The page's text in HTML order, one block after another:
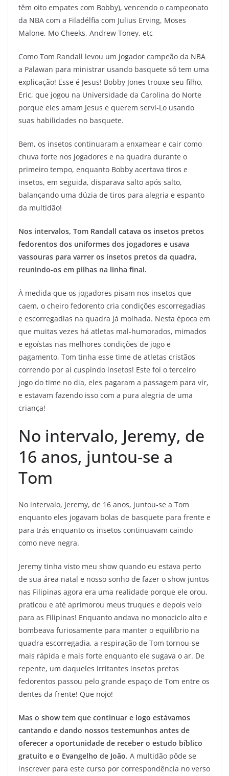
têm oito empates com Bobby), vencendo o campeonato
da NBA com a Filadélfia com Julius Erving, Moses
Malone, Mo Cheeks, Andrew Toney, etc
Como Tom Randall levou um jogador campeão da NBA
a Palawan para ministrar usando basquete só tem uma
explicação! Esse é Jesus! Bobby Jones trouxe seu filho,
Eric, que jogou na Universidade da Carolina do Norte
porque eles amam Jesus e querem servi-Lo usando
suas habilidades no basquete.
Bem, os insetos continuaram a enxamear e cair como
chuva forte nos jogadores e na quadra durante o
primeiro tempo, enquanto Bobby acertava tiros e
insetos, em seguida, disparava salto após salto,
balançando uma dúzia de tiros para alegria e espanto
da multidão!
Nos intervalos, Tom Randall catava os insetos pretos
fedorentos dos uniformes dos jogadores e usava
vassouras para varrer os insetos pretos da quadra,
reunindo-os em pilhas na linha final.
À medida que os jogadores pisam nos insetos que
caem, o cheiro fedorento cria condições escorregadias
e escorregadias na quadra já molhada. Nesta época em
que muitas vezes há atletas mal-humorados, mimados
e egoístas nas melhores condições de jogo e
pagamento, Tom tinha esse time de atletas cristãos
correndo por aí cuspindo insetos! Este foi o terceiro
jogo do time no dia, eles pagaram a passagem para vir,
e estavam fazendo isso com a pura alegria de uma
criança!
No intervalo, Jeremy, de
16 anos, juntou-se a
Tom
No intervalo, Jeremy, de 16 anos, juntou-se a Tom
enquanto eles jogavam bolas de basquete para frente e
para trás enquanto os insetos continuavam caindo
como neve negra.
Jeremy tinha visto meu show quando eu estava perto
de sua área natal e nosso sonho de fazer o show juntos
nas Filipinas agora era uma realidade porque ele orou,
praticou e até aprimorou meus truques e depois veio
para as Filipinas! Enquanto andava no monociclo alto e
bombeava furiosamente para manter o equilíbrio na
quadra escorregadia, a respiração de Tom tornou-se
mais rápida e mais forte enquanto ele sugava o ar. De
repente, um daqueles irritantes insetos pretos
fedorentos passou pelo grande espaço de Tom entre os
dentes da frente! Que nojo!
Mas o show tem que continuar e logo estávamos
cantando e dando nossos testemunhos antes de
oferecer a oportunidade de receber o estudo bíblico
gratuito e o Evangelho de João. A multidão pôde se
inscrever para este curso por correspondência no verso